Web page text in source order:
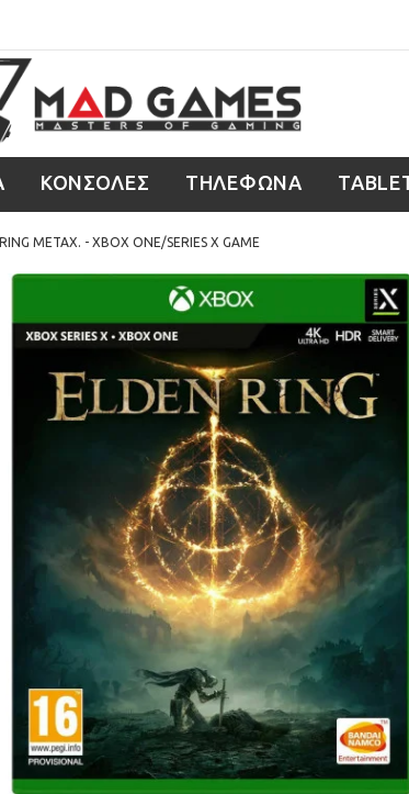
ΚΟΝΣΟΛΕΣ ΤΗΛΕΦΩΝΑ
ΜΕΤΑΧ. - XBOX ONE/SERIES X GAME